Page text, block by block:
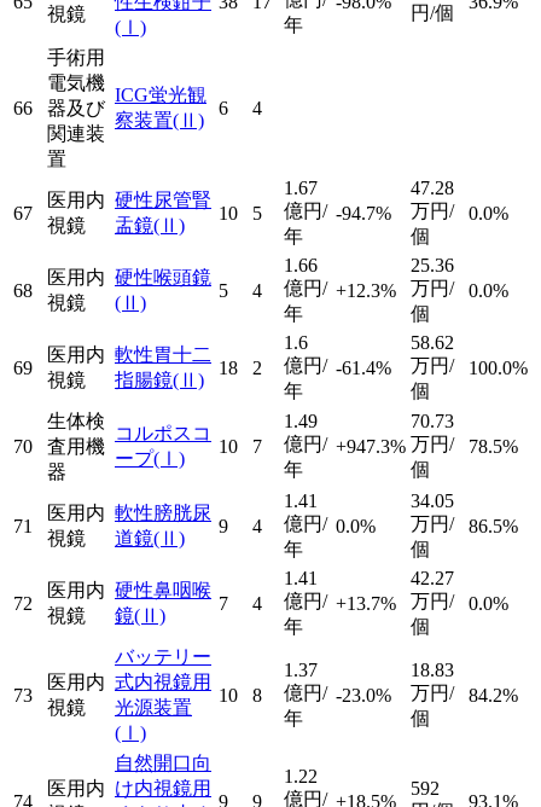
視鏡
(Ⅰ)
年
円/個
66
手術用
電気機
器及び
関連装
置
ICG蛍光観
察装置(Ⅱ)
6 4
67
医用内
視鏡
硬性尿管腎
盂鏡(Ⅱ)
10 5
1.67
億円/
年
-94.7%
47.28
万円/
個
0.0%
68
医用内
視鏡
硬性喉頭鏡
(Ⅱ)
5 4
1.66
億円/
年
+12.3%
25.36
万円/
個
0.0%
69
医用内
視鏡
軟性胃十二
指腸鏡(Ⅱ)
18 2
1.6
億円/
年
-61.4%
58.62
万円/
個
100.0%
70
生体検
査用機
器
コルポスコ
ープ(Ⅰ)
10 7
1.49
億円/
年
+947.3%
70.73
万円/
個
78.5%
71
医用内
視鏡
軟性膀胱尿
道鏡(Ⅱ)
9 4
1.41
億円/
年
0.0%
34.05
万円/
個
86.5%
72
医用内
視鏡
硬性鼻咽喉
鏡(Ⅱ)
7 4
1.41
億円/
年
+13.7%
42.27
万円/
個
0.0%
73
医用内
視鏡
バッテリー
式内視鏡用
光源装置
(Ⅰ)
10 8
1.37
億円/
年
-23.0%
18.83
万円/
個
84.2%
74
医用内
自然開口向
け内視鏡用
9 9
1.22
億円/ +18.5%
592
93.1%